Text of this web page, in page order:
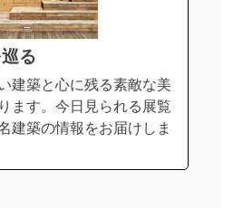
る
建築と心に残る素敵な美
ます。今日見られる展覧
建築の情報をお届けしま